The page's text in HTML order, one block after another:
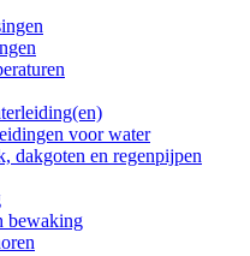
voor water
dakgoten en regenpijpen
bewaking